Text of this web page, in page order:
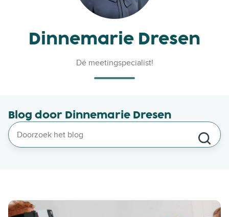
Dinnemarie Dresen
Dé meetingspecialist!
Blog door Dinnemarie Dresen